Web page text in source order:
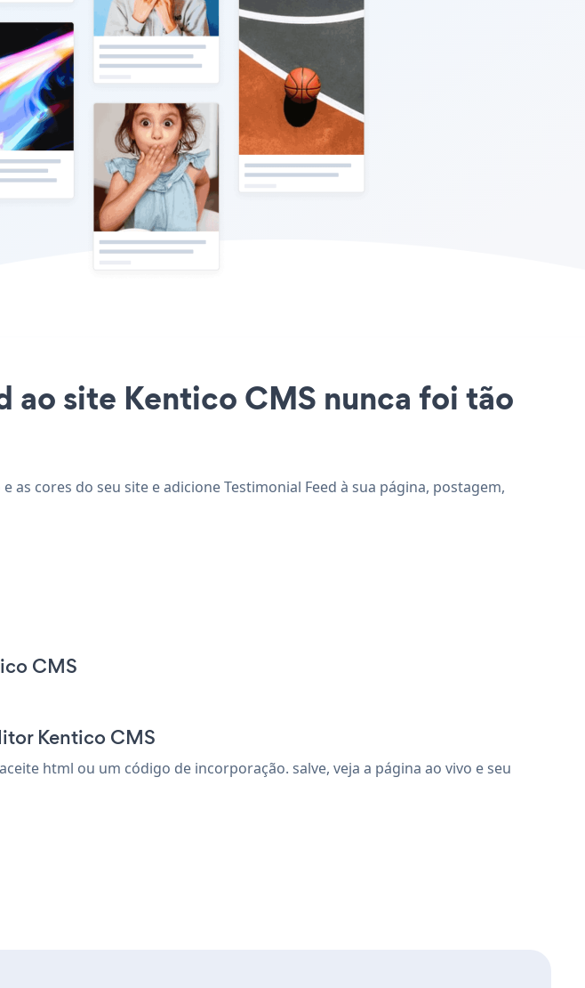
site Kentico CMS nunca foi tão
as cores do seu site e adicione Testimonial Feed à sua página, postagem,
CMS
Kentico CMS
html ou um código de incorporação. salve, veja a página ao vivo e seu